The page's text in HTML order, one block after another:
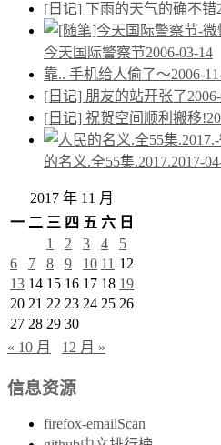
[日记] 下雨的天气的确不错
今天国际警察节2006-03-14
靠.. 手机给人偷了～2006-
[日记] 朋友的站开张了
[日记] 祝贺空间顺利搬移!
的名义.全55集.2017.2017-
2017 年 11 月
一 二 三 四 五 六 日
1
2 3 4
5
6
7 8 9 10 11 12
13 14 15 16 17 18 19
20 21 22 23 24 25 26
27 28 29 30
« 10 月
12 月 »
信息资源
firefox-emailScan